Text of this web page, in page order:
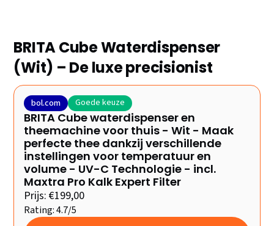
BRITA Cube Waterdispenser
(Wit) – De luxe precisionist
bol.com Goede keuze
BRITA Cube waterdispenser en
theemachine voor thuis - Wit - Maak
perfecte thee dankzij verschillende
instellingen voor temperatuur en
volume - UV-C Technologie - incl.
Maxtra Pro Kalk Expert Filter
Prijs: €199,00
Rating: 4.7/5